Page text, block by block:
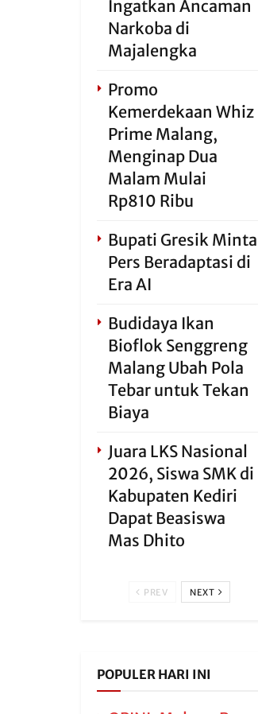
Ingatkan Ancaman
Narkoba di
Majalengka
Promo
Kemerdekaan Whiz
Prime Malang,
Menginap Dua
Malam Mulai
Rp810 Ribu
Bupati Gresik Minta
Pers Beradaptasi di
Era AI
Budidaya Ikan
Bioflok Senggreng
Malang Ubah Pola
Tebar untuk Tekan
Biaya
Juara LKS Nasional
2026, Siswa SMK di
Kabupaten Kediri
Dapat Beasiswa
Mas Dhito
PREV NEXT
POPULER HARI INI